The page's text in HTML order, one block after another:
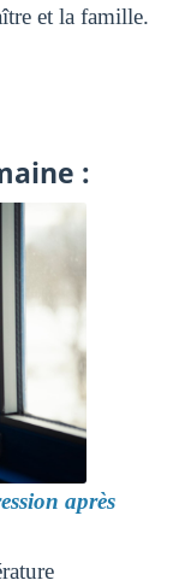
et la famille.
:
après